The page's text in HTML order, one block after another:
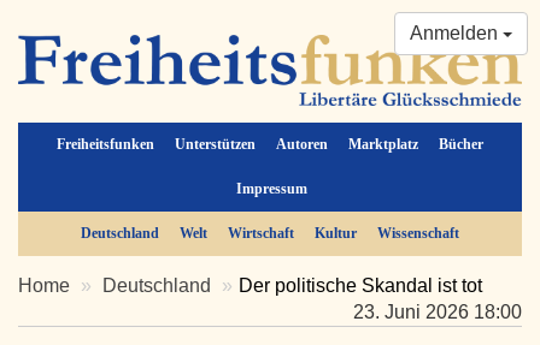
Freiheitsfunken Unterstützen Autoren Marktplatz Bücher
Impressum
Anmelden
Deutschland Welt Wirtschaft Kultur Wissenschaft
Home Deutschland
Der politische Skandal ist tot
23. Juni 2026 18:00